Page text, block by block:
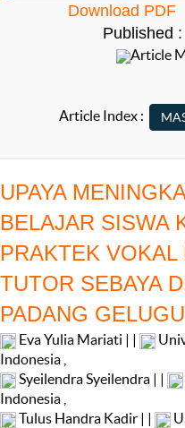
Download PDF
Published
Article
Article Index :
UPAYA
BELAJAR SISWA
PRAKTEK
TUTOR SEBAYA
PADANG
Eva Yulia Mariati | |
Indonesia
Syeilendra Syeilendra | |
Indonesia
Tulus Handra Kadir | |